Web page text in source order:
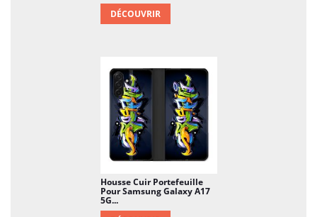
DÉCOUVRIR
Housse Cuir Portefeuille
Pour Samsung Galaxy A17
5G...